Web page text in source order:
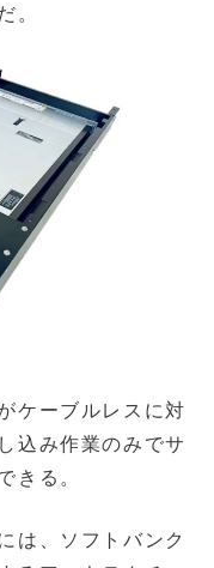
。
ケーブルレスに対
込み作業のみでサ
きる。
は、ソフトバンク